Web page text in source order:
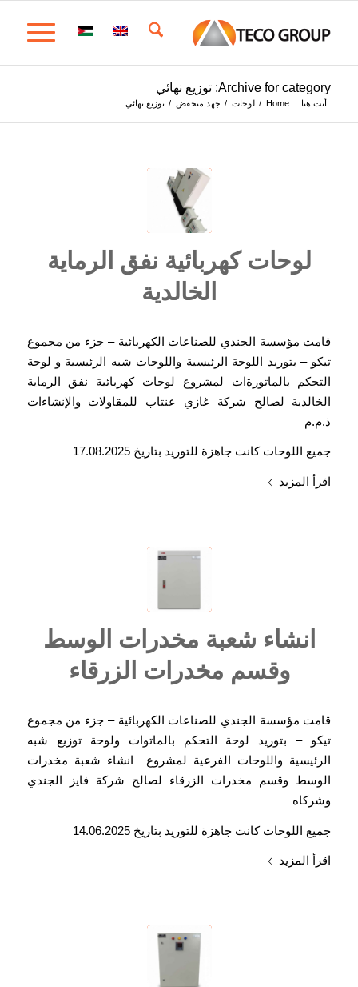
Archive for category: توزيع نهائي
أنت هنا .. Home
/ لوحات / جهد منخفض / توزيع نهائي
لوحات كهربائية نفق الرماية
الخالدية
قامت مؤسسة الجندي للصناعات الكهربائية – جزء من مجموع
تيكو – بتوريد اللوحة الرئيسية واللوحات شبه الرئيسية و لوحة
التحكم بالماتورةات لمشروع لوحات كهربائية نفق الرماية
الخالدية لصالح شركة غازي عنتاب للمقاولات والإنشاءات
ذ.م.م
جميع اللوحات كانت جاهزة للتوريد بتاريخ 17.08.2025
اقرأ المزيد
انشاء شعبة مخدرات الوسط
وقسم مخدرات الزرقاء
قامت مؤسسة الجندي للصناعات الكهربائية – جزء من مجموع
تيكو – بتوريد لوحة التحكم بالماتوات ولوحة توزيع شبه
الرئيسية واللوحات الفرعية لمشروع انشاء شعبة مخدرات
الوسط وقسم مخدرات الزرقاء لصالح شركة فايز الجندي
وشركاه
جميع اللوحات كانت جاهزة للتوريد بتاريخ 14.06.2025
اقرأ المزيد